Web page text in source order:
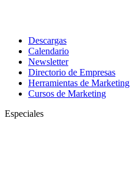
Descargas
Calendario
Newsletter
Directorio de Empresas
Herramientas de Marketing
Cursos de Marketing
Especiales